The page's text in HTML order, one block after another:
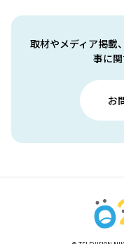
取材やメディア掲載
事に
お